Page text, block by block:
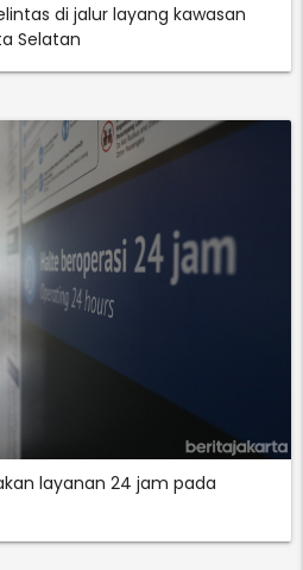
di jalur layang kawasan
Selatan
layanan 24 jam pada